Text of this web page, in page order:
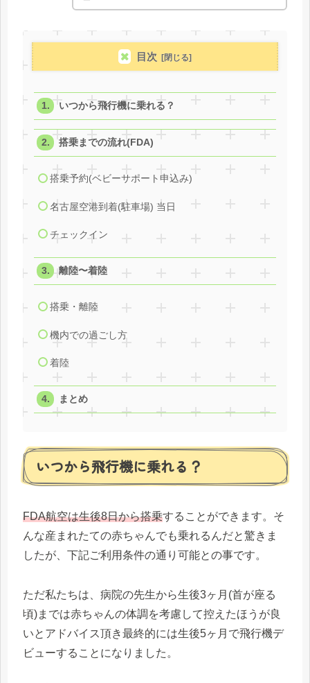
目次
いつから飛行機に乗れる？
搭乗までの流れ(FDA)
搭乗予約(ベビーサポート申込み)
名古屋空港到着(駐車場) 当日
チェックイン
離陸〜着陸
搭乗・離陸
機内での過ごし方
着陸
まとめ
いつから飛行機に乗れる？
FDA航空は生後8日から搭乗することができます。そ
んな産まれたての赤ちゃんでも乗れるんだと驚きま
したが、下記ご利用条件の通り可能との事です。
ただ私たちは、病院の先生から生後3ヶ月(首が座る
頃)までは赤ちゃんの体調を考慮して控えたほうが良
いとアドバイス頂き最終的には生後5ヶ月で飛行機デ
ビューすることになりました。